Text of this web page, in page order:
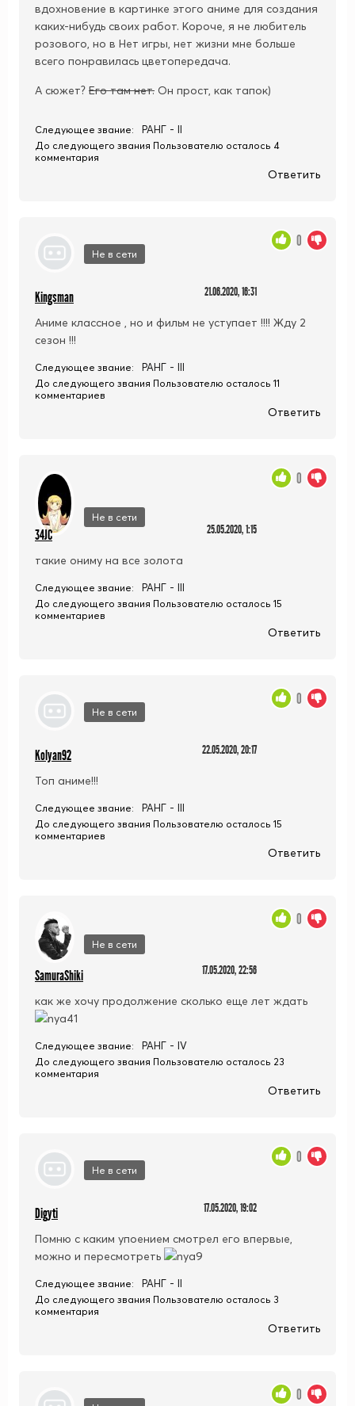
вдохновение в картинке этого аниме для создания
каких-нибудь своих работ. Короче, я не любитель
розового, но в Нет игры, нет жизни мне больше
всего понравилась цветопередача.
А сюжет? Его там нет. Он прост, как тапок)
Следующее звание: РАНГ - II
До следующего звания Пользователю осталось 4
комментария
Ответить
Не в сети
Kingsman 21.06.2020, 16:31
Аниме классное , но и фильм не уступает !!!! Жду 2
сезон !!!
0
Следующее звание: РАНГ - III
До следующего звания Пользователю осталось 11
комментариев
Ответить
Не в сети
34JC 25.05.2020, 1:15
такие ониму на все золота
0
Следующее звание: РАНГ - III
До следующего звания Пользователю осталось 15
комментариев
Ответить
Не в сети
Kolyan92 22.05.2020, 20:17
Топ аниме!!!
0
Следующее звание: РАНГ - III
До следующего звания Пользователю осталось 15
комментариев
Ответить
Не в сети
SamuraShiki 17.05.2020, 22:56
как же хочу продолжение сколько еще лет ждать
0
Следующее звание: РАНГ - IV
До следующего звания Пользователю осталось 23
комментария
Ответить
Не в сети
Digyti 17.05.2020, 19:02
Помню с каким упоением смотрел его впервые,
можно и пересмотреть
0
Следующее звание: РАНГ - II
До следующего звания Пользователю осталось 3
комментария
Ответить
0